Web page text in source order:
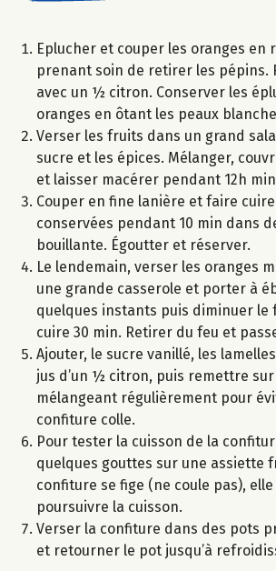
Eplucher et couper les oranges en
prenant soin de retirer les pépins.
avec un ½ citron. Conserver les
oranges en ôtant les peaux
Verser les fruits dans un grand
sucre et les épices. Mélanger,
et laisser macérer pendant 12h
Couper en fine lanière et faire
conservées pendant 10 min dans
bouillante. Égoutter et réserver.
Le lendemain, verser les oranges
une grande casserole et porter à
quelques instants puis diminuer le
cuire 30 min. Retirer du feu et
Ajouter, le sucre vanillé, les
jus d’un ½ citron, puis remettre
mélangeant régulièrement pour
confiture colle.
Pour tester la cuisson de la
quelques gouttes sur une assiette
confiture se fige (ne coule pas),
poursuivre la cuisson.
Verser la confiture dans des pots
et retourner le pot jusqu’à